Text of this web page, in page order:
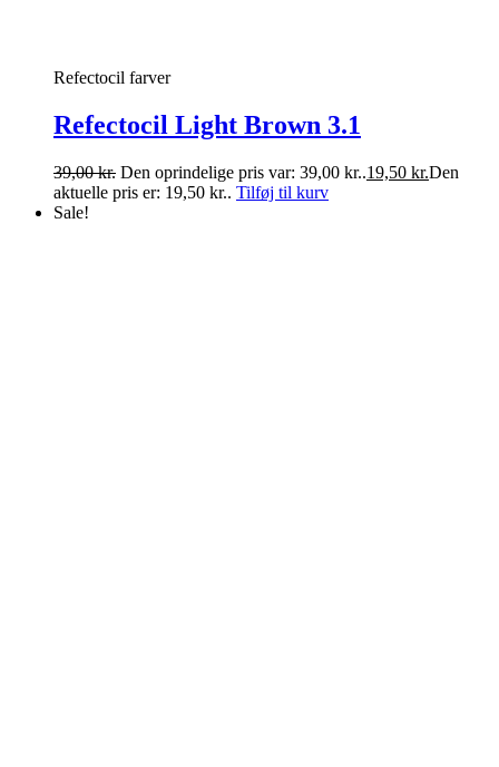
Refectocil farver
Refectocil Light Brown 3.1
39,00kr. Den oprindelige pris var: 39,00 kr..19,50 kr.Den
aktuelle pris er: 19,50 kr.. Tilføj til kurv
Sale!